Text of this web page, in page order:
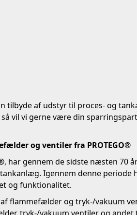
tilbyde af udstyr til proces- og
vil vi gerne være din
og ventiler fra PROTEGO®
har gennem de sidste næsten
Igennem denne periode
og funktionalitet.
flammefælder og tryk-/vakuum